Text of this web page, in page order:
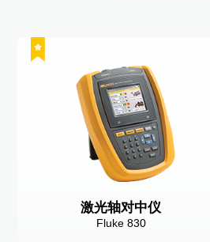
激光轴对中仪
Fluke 830